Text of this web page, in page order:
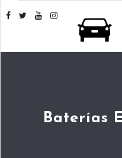
Baterías